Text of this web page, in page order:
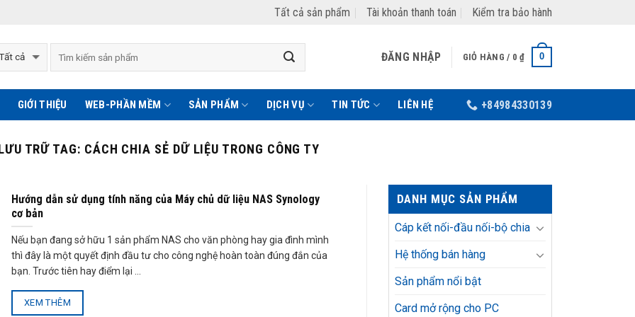
Tất cả sản phẩm Tài khoản thanh toán Kiểm tra bảo hành
ĐĂNG NHẬP GIỎ HÀNG / 0₫ 0
GIỚI THIỆU WEB-PHẦN MỀM SẢN PHẨM DỊCH VỤ TIN TỨC LIÊN HỆ +84984330139
TRỮ TAG: CÁCH CHIA SẺ DỮ LIỆU TRONG CÔNG TY
Hướng dẫn sử dụng tính năng của Máy chủ dữ liệu NAS Synology
cơ bản
Nếu bạn đang sở hữu 1 sản phẩm NAS cho văn phòng hay gia đình mình
thì đây là một quyết định đầu tư cho công nghệ hoàn toàn đúng đắn của
bạn. Trước tiên hay điểm lại ...
XEM THÊM
DANH MỤC SẢN PHẨM
Cáp kết nối-đầu nối-bộ chia
Hệ thống bán hàng
Sản phẩm nổi bật
Card mở rộng cho PC